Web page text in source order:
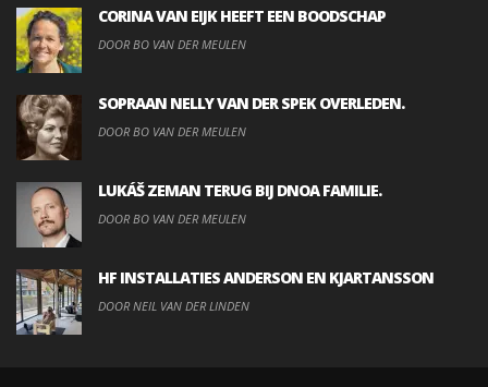
CORINA VAN EIJK HEEFT EEN BOODSCHAP
DOOR BO VAN DER MEULEN
SOPRAAN NELLY VAN DER SPEK OVERLEDEN.
DOOR BO VAN DER MEULEN
LUKÁŠ ZEMAN TERUG BIJ DNOA FAMILIE.
DOOR BO VAN DER MEULEN
HF INSTALLATIES ANDERSON EN KJARTANSSON
DOOR NEIL VAN DER LINDEN